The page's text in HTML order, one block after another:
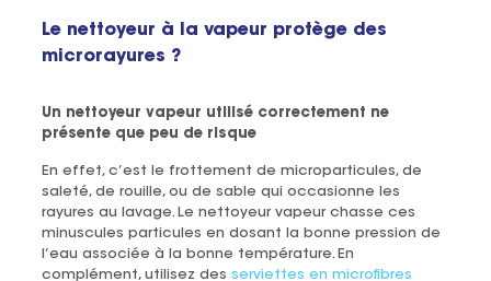
Le nettoyeur à la vapeur protège des
microrayures ?
Un nettoyeur vapeur utilisé correctement ne
présente que peu de risque
En effet, c’est le frottement de microparticules, de
saleté, de rouille, ou de sable qui occasionne les
rayures au lavage. Le nettoyeur vapeur chasse ces
minuscules particules en dosant la bonne pression de
l’eau associée à la bonne température. En
complément, utilisez des serviettes en microfibres